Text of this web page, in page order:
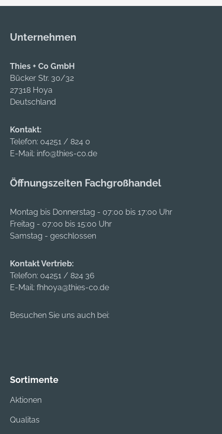
Unternehmen
Thies + Co GmbH
Bücker Str. 30/32
27318 Hoya
Deutschland
Kontakt:
Telefon: 04251 / 824 0
E-Mail: info@thies-co.de
Öffnungszeiten Fachgroßhandel
Montag bis Donnerstag - 07:00 bis 17:00 Uhr
Freitag - 07:00 bis 15:00 Uhr
Samstag - geschlossen
Kontakt Vertrieb:
Telefon: 04251 / 824 36
E-Mail: fhhoya@thies-co.de
Besuchen Sie uns auch bei:
Sortimente
Aktionen
Qualitas